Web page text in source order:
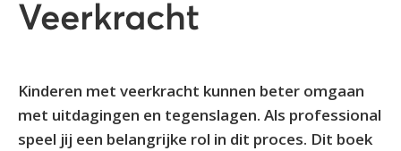
Veerkracht
Kinderen met veerkracht kunnen beter omgaan
met uitdagingen en tegenslagen. Als professional
speel jij een belangrijke rol in dit proces. Dit boek